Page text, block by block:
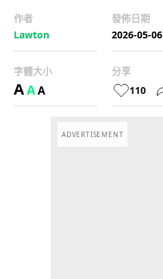
作者
Lawton
發佈日期
2026-05-06
字體大小
AAA
分享
110
ADVERTISEMENT